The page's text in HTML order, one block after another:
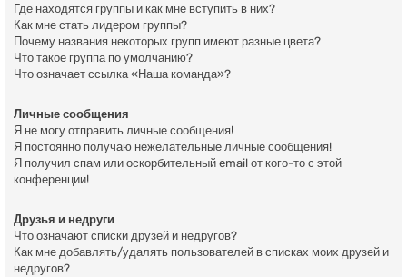
Где находятся группы и как мне вступить в них?
Как мне стать лидером группы?
Почему названия некоторых групп имеют разные цвета?
Что такое группа по умолчанию?
Что означает ссылка «Наша команда»?
Личные сообщения
Я не могу отправить личные сообщения!
Я постоянно получаю нежелательные личные сообщения!
Я получил спам или оскорбительный email от кого-то с этой
конференции!
Друзья и недруги
Что означают списки друзей и недругов?
Как мне добавлять/удалять пользователей в списках моих друзей и
недругов?